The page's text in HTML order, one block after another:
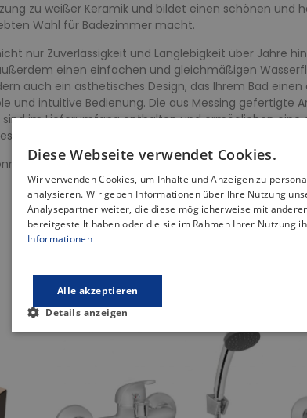
zu weißer Keramik und bildet einen schönen
Wahl für Badezimmer macht.
nur Zuverlässigkeit und Langlebigkeit über Jahre
einen einfachen und gleichmäßigen
auch ein ästhetisches Design, das Ihrem Bad
und intuitive Bedienung. Die aus Messing
im Lieferumfang enthalten und ermöglichen
Umweltschutzes besonders wichtig ist.
Sie den Wärmegrad des Wassers genau
Produkt
Diese Webseite verwendet Cookies.
Wir verwenden Cookies, um Inhalte und Anzeigen zu
analysieren. Wir geben Informationen über Ihre Nutzung
Analysepartner weiter, die diese möglicherweise mit
bereitgestellt haben oder die sie im Rahmen Ihrer Nutzung
Informationen
Alle akzeptieren
Details anzeigen